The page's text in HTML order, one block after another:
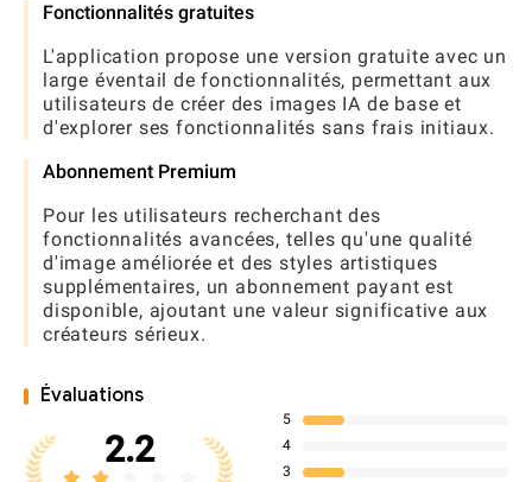
Fonctionnalités gratuites
L'application propose une version gratuite avec un
large éventail de fonctionnalités, permettant aux
utilisateurs de créer des images IA de base et
d'explorer ses fonctionnalités sans frais initiaux.
Abonnement Premium
Pour les utilisateurs recherchant des
fonctionnalités avancées, telles qu'une qualité
d'image améliorée et des styles artistiques
supplémentaires, un abonnement payant est
disponible, ajoutant une valeur significative aux
créateurs sérieux.
Évaluations
2.2
5
4
3